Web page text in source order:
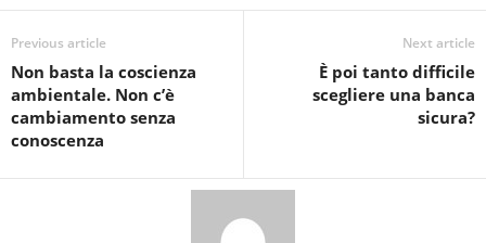
Previous article
Non basta la coscienza
ambientale. Non c’è
cambiamento senza
conoscenza
Next article
È poi tanto difficile
scegliere una banca
sicura?